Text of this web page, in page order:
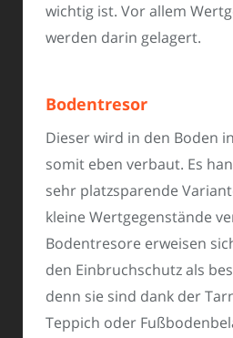
wichtig ist. Vor allem
werden darin gelagert.
Bodentresor
Dieser wird in den Boden
somit eben verbaut. Es
sehr platzsparende
kleine Wertgegenstände
Bodentresore erweisen
den Einbruchschutz als
denn sie sind dank der
Teppich oder